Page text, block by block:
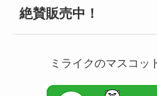
絶賛販売中！
ミライクのマスコッ